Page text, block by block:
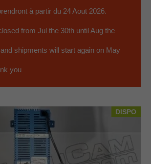
à partir du 24 Aout 2026.
from Jul the 30th until Aug the
shipments will start again on May
you
DISPO